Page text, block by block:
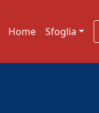
Home Sfoglia